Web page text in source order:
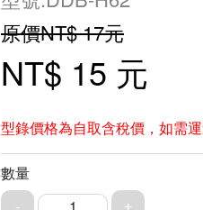
原價NT$ 17元
NT$ 15 元
型錄價格為自取含稅價，如需
數量
1